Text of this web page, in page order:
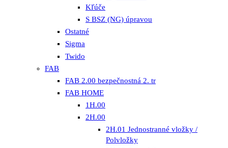
Kľúče
S BSZ (NG) úpravou
Ostatné
Sigma
Twido
FAB
FAB 2.00 bezpečnostná 2. tr
FAB HOME
1H.00
2H.00
2H.01 Jednostranné vložky /
Polvložky